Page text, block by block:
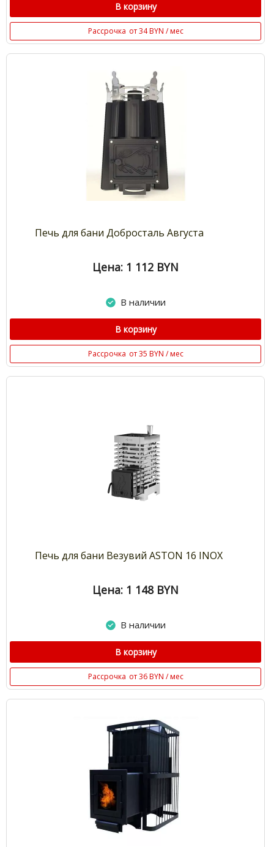
В корзину
Рассрочка от 34 BYN / мес
Печь для бани Добросталь Августа
Цена: 1 112 BYN
В наличии
В корзину
Рассрочка от 35 BYN / мес
Печь для бани Везувий ASTON 16 INOX
Цена: 1 148 BYN
В наличии
В корзину
Рассрочка от 36 BYN / мес